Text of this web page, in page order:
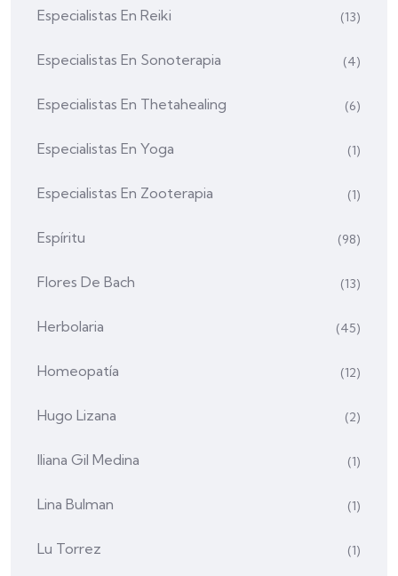
Especialistas En Reiki (13)
Especialistas En Sonoterapia (4)
Especialistas En Thetahealing (6)
Especialistas En Yoga (1)
Especialistas En Zooterapia (1)
Espíritu (98)
Flores De Bach (13)
Herbolaria (45)
Homeopatía (12)
Hugo Lizana (2)
Iliana Gil Medina (1)
Lina Bulman (1)
Lu Torrez (1)